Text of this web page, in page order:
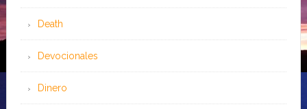
Death
Devocionales
Dinero